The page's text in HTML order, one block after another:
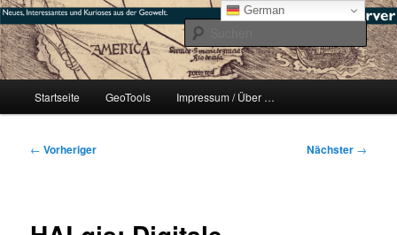
Zum
primären
Inhalt
springen#geoObserver
mikeE's GeoBlog
Startseite GeoTools Impressum / Über …
Beitragsnavigation
← Vorheriger Nächster →
German